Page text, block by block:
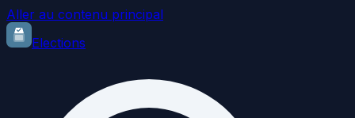
Aller au contenu principal
Elections